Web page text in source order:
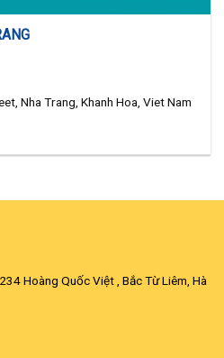
Nha Trang, Khanh Hoa, Viet Nam
Hoàng Quốc Việt , Bắc Từ Liêm, Hà